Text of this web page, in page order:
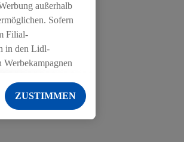
außerhalb
Sofern
Filial-
in den Lidl-
Diensten
der Lidl-Dienste,
Geschlecht -
ZUSTIMMEN